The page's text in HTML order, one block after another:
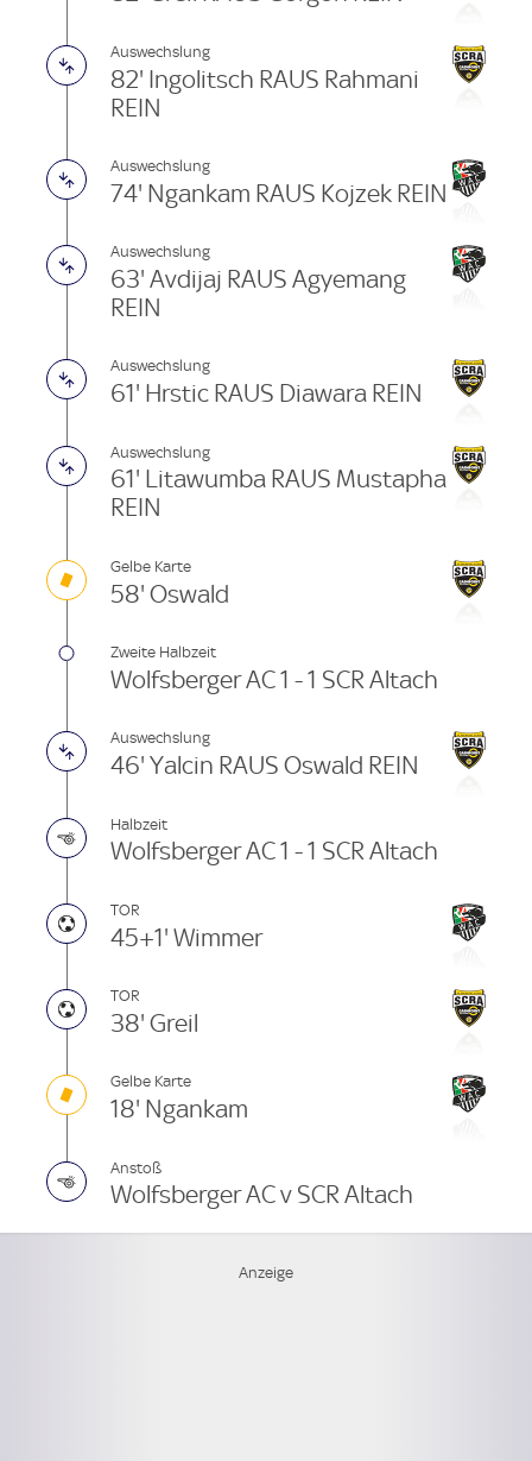
Auswechslung
82' Ingolitsch RAUS Rahmani
REIN
Auswechslung
74' Ngankam RAUS Kojzek REIN
Auswechslung
63' Avdijaj RAUS Agyemang
REIN
Auswechslung
61' Hrstic RAUS Diawara REIN
Auswechslung
61' Litawumba RAUS Mustapha
REIN
Gelbe Karte
58' Oswald
Zweite Halbzeit
Wolfsberger AC 1 - 1 SCR Altach
Auswechslung
46' Yalcin RAUS Oswald REIN
Halbzeit
Wolfsberger AC 1 - 1 SCR Altach
TOR
45+1' Wimmer
TOR
38' Greil
Gelbe Karte
18' Ngankam
Anstoß
Wolfsberger AC v SCR Altach